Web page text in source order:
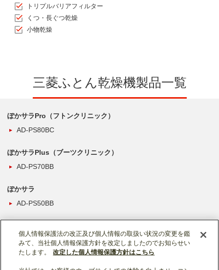
トリプルバリアフィルター
くつ・長ぐつ乾燥
小物乾燥
三菱ふとん乾燥機製品一覧
ぽかサラPro（フトンクリニック）
AD-PS80BC
ぽかサラPlus（ブーツクリニック）
AD-PS70BB
ぽかサラ
AD-PS50BB
個人情報保護法の改正及び個人情報の取扱い状況の変更を鑑
みて、当社個人情報保護方針を改定しましたのでお知らせい
たします。
改定した個人情報保護方針はこちら